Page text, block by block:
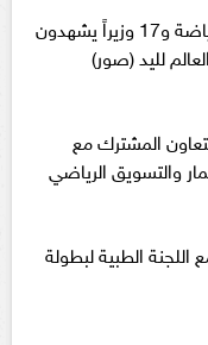
رئيس الوزراء وزير الرياضة و17 وزيراً يشهدون
لليد (صور)
المشترك مع
والتسويق الرياضي
اللجنة الطبية لبطولة